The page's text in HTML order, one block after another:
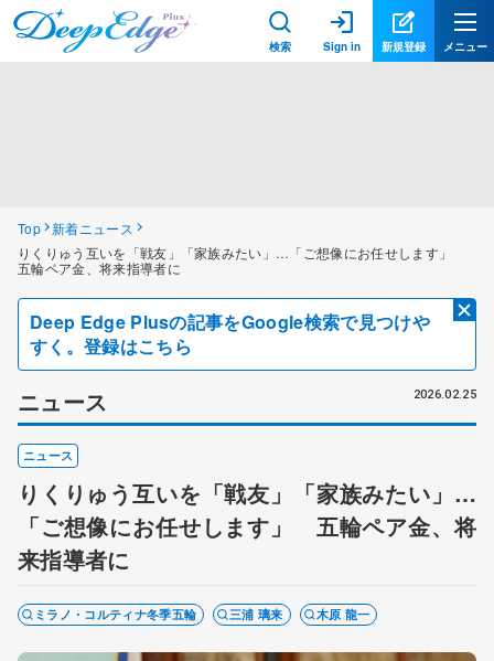
検索 Sign in 新規登録 メニュー
Top 新着ニュース
りくりゅう互いを「戦友」「家族みたい」…「ご想像にお任せします」
五輪ペア金、将来指導者に
Deep Edge Plusの記事をGoogle検索で見つけや
すく。登録はこちら
ニュース 2026.02.25
ニュース
りくりゅう互いを「戦友」「家族みたい」…
「ご想像にお任せします」 五輪ペア金、将
来指導者に
ミラノ・コルティナ冬季五輪 三浦 璃来 木原 龍一